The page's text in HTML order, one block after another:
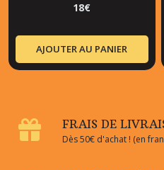
18€
AJOUTER AU PANIER
FRAIS DE
Dès 50€ d'achat ! (en